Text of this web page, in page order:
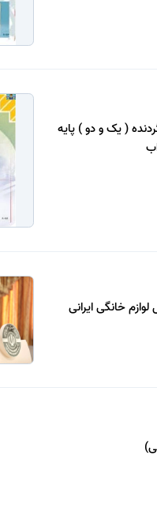
( یک و دو ) پایه
خانگی ایرانی